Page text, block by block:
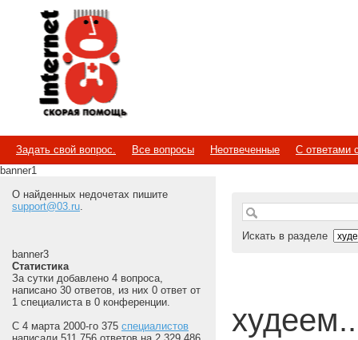
Internet
Скорая помощь
Задать свой вопрос. Все вопросы Неотвеченные
С ответами
banner1
О найденных недочетах пишите
support@03.ru.
banner3
Статистика
За сутки добавлено 4 вопроса,
написано 30 ответов, из них 0 ответ от
1 специалиста в 0 конференции.
С 4 марта 2000-го 375 специалистов
Искать в разделе